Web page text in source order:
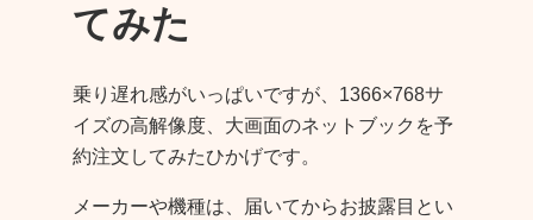
てみた
乗り遅れ感がいっぱいですが、1366×768サ
イズの高解像度、大画面のネットブックを予
約注文してみたひかげです。
メーカーや機種は、届いてからお披露目とい